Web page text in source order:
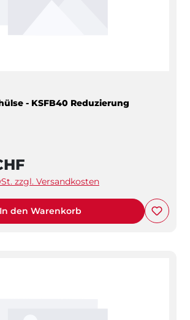
- KSFB40 Reduzierung
zzgl. Versandkosten
In den Warenkorb